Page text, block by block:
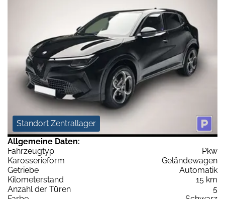
Standort Zentrallager
Allgemeine Daten:
Fahrzeugtyp
Pkw
Karosserieform
Geländewagen
Getriebe
Automatik
Kilometerstand
15 km
Anzahl der Türen
5